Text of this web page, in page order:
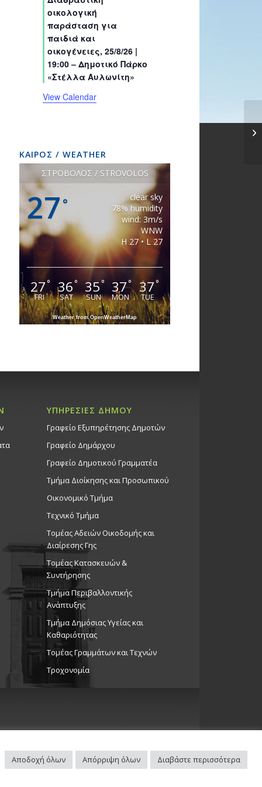
sssss
t
s
t
s
t
s
t
s
t
s
t
s
οικολογική
παράσταση για
παιδιά και
οικογένειες, 25/8/26 |
19:00 – Δημοτικό Πάρκο
«Στέλλα Αυλωνίτη»
View Calendar
ΚΑΙΡΟΣ / WEATHER
ΣΤΡΟΒΟΛΟΣ / STROVOLOS
27 °
clear sky
78% humidity
wind: 3m/s
WNW
H 27 • L 27
27°
FRI
36°
SAT
35°
SUN
37°
MON
37°
TUE
Weather from OpenWeatherMap
ΥΠΗΡΕΣΙΕΣ ΔΗΜΟΥ
Γραφείο Εξυπηρέτησης Δημοτών
Γραφείο Δημάρχου
Γραφείο Δημοτικού Γραμματέα
Τμήμα Διοίκησης και Προσωπικού
Οικονομικό Τμήμα
Τεχνικό Τμήμα
Τομέας Αδειών Οικοδομής και
Διαίρεσης Γης
Τομέας Κατασκευών &
Συντήρησης
Τμήμα Περιβαλλοντικής
Ανάπτυξης
Tμήμα Δημόσιας Υγείας και
Καθαριότητας
Τομέας Γραμμάτων και Τεχνών
Τροχονομία
Αποδοχή όλων Απόρριψη όλων Διαβάστε περισσότερα